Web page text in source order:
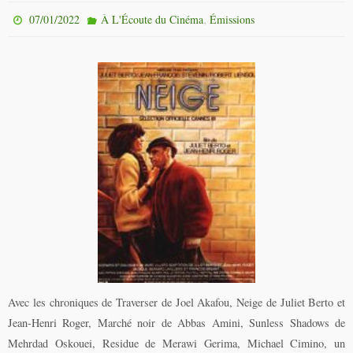
07/01/2022 À L'Écoute du Cinéma, Émissions
Avec les chroniques de Traverser de Joel Akafou, Neige de Juliet Berto et
Jean-Henri Roger, Marché noir de Abbas Amini, Sunless Shadows de
Mehrdad Oskouei, Residue de Merawi Gerima, Michael Cimino, un